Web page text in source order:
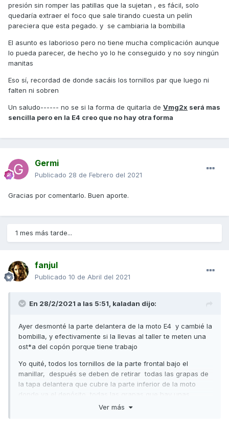
presión sin romper las patillas que la sujetan , es fácil, solo
quedaría extraer el foco que sale tirando cuesta un pelín
pareciera que esta pegado. y se cambiaria la bombilla
El asunto es laborioso pero no tiene mucha complicación aunque
lo pueda parecer, de hecho yo lo he conseguido y no soy ningún
manitas
Eso sí, recordad de donde sacáis los tornillos par que luego ni
falten ni sobren
Un saludo------ no se si la forma de quitarla de Vmg2x será mas
sencilla pero en la E4 creo que no hay otra forma
Germi
Publicado 28 de Febrero del 2021
Gracias por comentarlo. Buen aporte.
1 mes más tarde...
fanjul
Publicado 10 de Abril del 2021
En 28/2/2021 a las 5:51, kaladan dijo:
Ayer desmonté la parte delantera de la moto E4 y cambié la
bombilla, y efectivamente si la llevas al taller te meten una
ost*a del copón porque tiene trabajo
Yo quité, todos los tornillos de la parte frontal bajo el
manillar, después se deben de retirar todas las grapas de
la tapa delantera que cubre la parte inferior de la moto
donde va el depósito, todas las grapas que hay unas
cuantas , un montón guardarlas bien que yo perdí una,
Ver más